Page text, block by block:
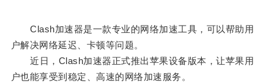
Clash加速器是一款专业的网络加速工具，可以帮助用
户解决网络延迟、卡顿等问题。
近日，Clash加速器正式推出苹果设备版本，让苹果用
户也能享受到稳定、高速的网络加速服务。